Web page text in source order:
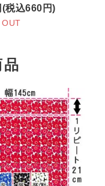
税込660円)
OUT